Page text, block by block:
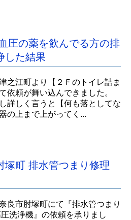
圧の薬を飲んでる方の排
した結果
之江町より【２Ｆのトイレ詰ま
依頼が舞い込んできました。
詳しく言うと【何も落としてな
の上まで上がってく...
塚町 排水管つまり修理
良市肘塚町にて『排水管つまり
洗浄機』の依頼を承りまし